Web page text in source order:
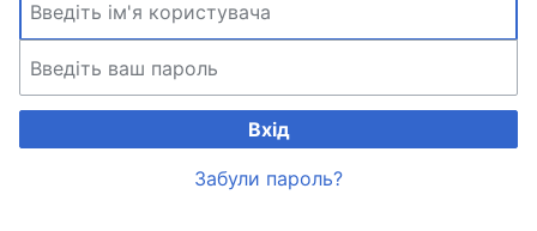
Вхід
Забули пароль?